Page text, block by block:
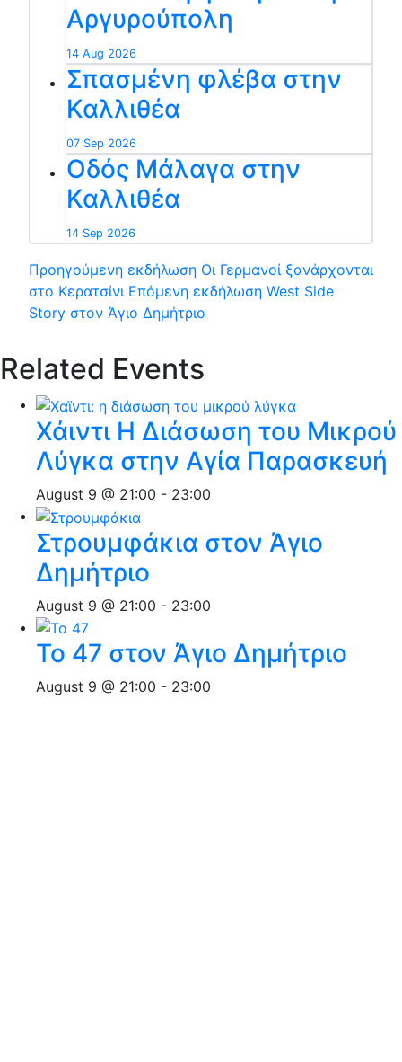
Αργυρούπολη
14 Aug 2026
Σπασμένη φλέβα στην
Καλλιθέα
07 Sep 2026
Οδός Μάλαγα στην
Καλλιθέα
14 Sep 2026
Προηγούμενη εκδήλωση Οι Γερμανοί ξανάρχονται
στο Κερατσίνι Επόμενη εκδήλωση West Side
Story στον Άγιο Δημήτριο
Related Events
Χάιντι Η Διάσωση του Μικρού
Λύγκα στην Αγία Παρασκευή
August 9 @ 21:00 - 23:00
Στρουμφάκια στον Άγιο
Δημήτριο
August 9 @ 21:00 - 23:00
Το 47 στον Άγιο Δημήτριο
August 9 @ 21:00 - 23:00